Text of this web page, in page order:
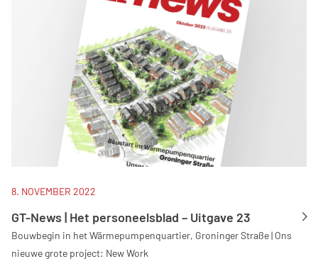
8. NOVEMBER 2022
GT-News | Het personeelsblad – Uitgave 23
Bouwbegin in het Wärmepumpenquartier, Groninger Straße | Ons
nieuwe grote project: New Work